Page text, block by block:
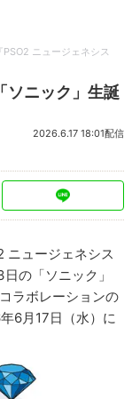
『PSO2 ニュージェネシス
ソニック」生誕
2026.6.17 18:01配信
ニュージェネシス
の「ソニック」
ラボレーションの
6月17日（水）に